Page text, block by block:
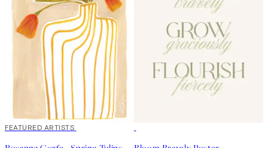
40%*
FEATURED ARTISTS